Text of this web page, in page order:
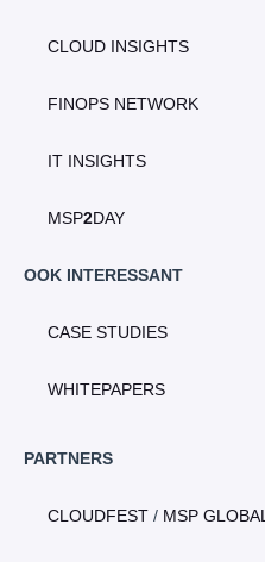
CLOUD INSIGHTS
FINOPS NETWORK
IT INSIGHTS
MSP2DAY
OOK INTERESSANT
CASE STUDIES
WHITEPAPERS
PARTNERS
CLOUDFEST / MSP GLOBAL